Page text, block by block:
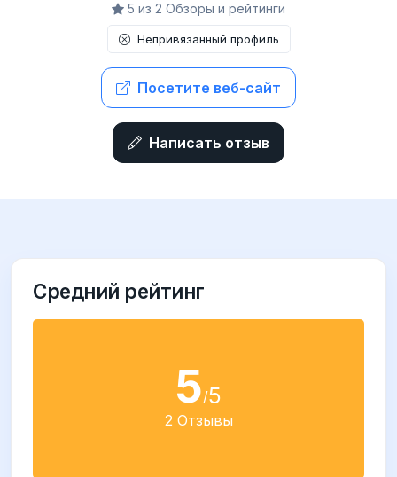
5 из 2 Обзоры и рейтинги
Непривязанный профиль
Посетите веб-сайт
Написать отзыв
Средний рейтинг
5/5
2 Отзывы